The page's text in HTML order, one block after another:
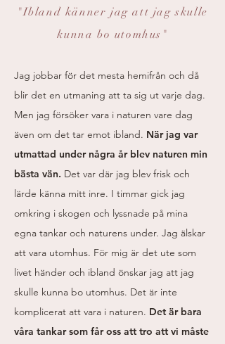
"Ibland känner jag att jag skulle
kunna bo utomhus"
Jag jobbar för det mesta hemifrån och då
blir det en utmaning att ta sig ut varje dag.
Men jag försöker vara i naturen vare dag
även om det tar emot ibland. När jag var
utmattad under några år blev naturen min
bästa vän. Det var där jag blev frisk och
lärde känna mitt inre. I timmar gick jag
omkring i skogen och lyssnade på mina
egna tankar och naturens under. Jag älskar
att vara utomhus. För mig är det ute som
livet händer och ibland önskar jag att jag
skulle kunna bo utomhus. Det är inte
komplicerat att vara i naturen. Det är bara
våra tankar som får oss att tro att vi måste